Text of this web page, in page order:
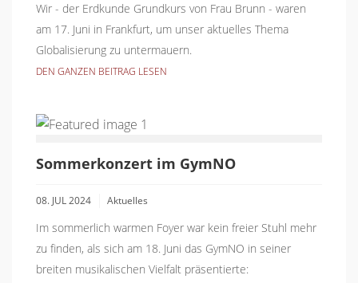
Wir - der Erdkunde Grundkurs von Frau Brunn - waren
am 17. Juni in Frankfurt, um unser aktuelles Thema
Globalisierung zu untermauern.
DEN GANZEN BEITRAG LESEN
Sommerkonzert im GymNO
08. JUL 2024 Aktuelles
Im sommerlich warmen Foyer war kein freier Stuhl mehr
zu finden, als sich am 18. Juni das GymNO in seiner
breiten musikalischen Vielfalt präsentierte: